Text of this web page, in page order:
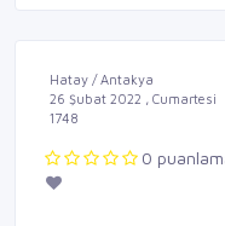
Hatay / Antakya
26 Şubat 2022 , Cumartesi
1748
0